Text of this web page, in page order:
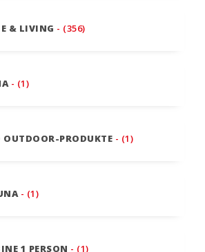
& LIVING - (356)
- (1)
PRODUKTE - (1)
- (1)
1 PERSON - (1)